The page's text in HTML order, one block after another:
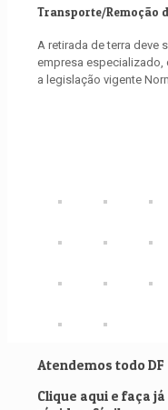
Transporte/Remoção
A retirada de terra deve
empresa
a legislação vigente
Atendemos todo DF
Clique aqui e faça